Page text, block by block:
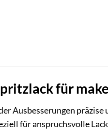
für
Ausbesserungen präzise
für anspruchsvolle